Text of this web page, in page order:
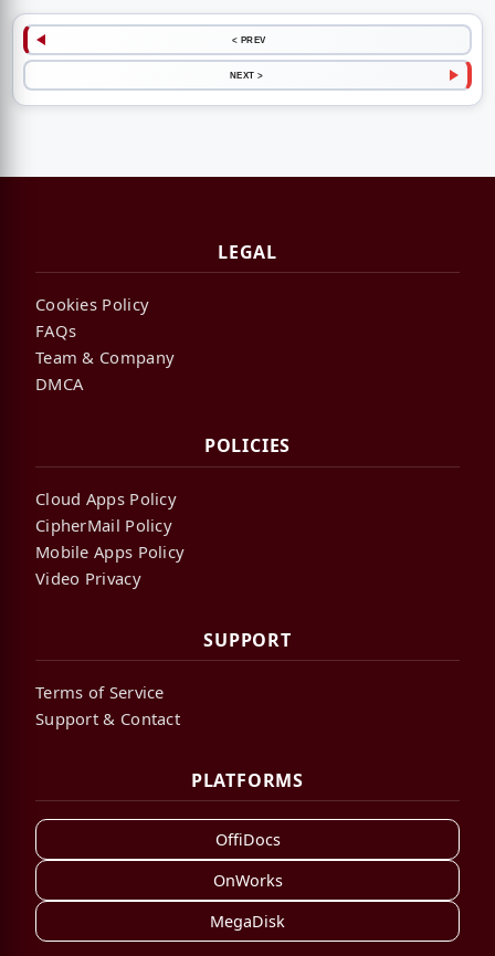
< PREV
NEXT >
LEGAL
Cookies Policy
FAQs
Team & Company
DMCA
POLICIES
Cloud Apps Policy
CipherMail Policy
Mobile Apps Policy
Video Privacy
SUPPORT
Terms of Service
Support & Contact
PLATFORMS
OffiDocs
OnWorks
MegaDisk